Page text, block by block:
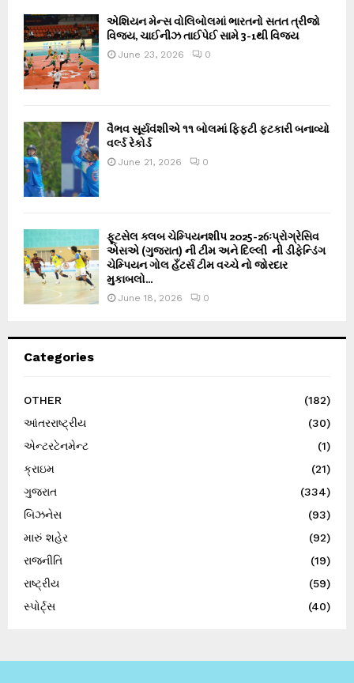
એશિયન મેન્સ વોલિબોલમાં ભારતનો સતત ત્રીજો
વિજય, ચાઈનીઝ તાઈપેઈ સામે 3-1થી વિજય
June 23, 2026 0
વૈભવ સૂર્યવંશીએ ૧૧ બોલમાં ફિફ્ટી ફટકારી બનાવ્યો
વર્લ્ડ રેકોર્ડ
June 21, 2026 0
ફૂટસેલ ક્લબ ચેમ્પિયનશીપ 2025-26ઃપ્રોગ્રેસિવ
એસએ (ગુજરાત) ની ટીમ અને દિલ્લી ની ડીફેન્ડિંગ
ચેમ્પિયન ગોલ હઁટર્સ ટીમ વચ્ચે નો જોરદાર
મુકાબલો...
June 18, 2026 0
Categories
OTHER
(182)
આંતરરાષ્ટ્રીય
(30)
એન્ટરટેનમેન્ટ
(1)
ક્રાઇમ
(21)
ગુજરાત
(334)
બિઝનેસ
(93)
મારું શહેર
(92)
રાજનીતિ
(19)
રાષ્ટ્રીય
(59)
સ્પોર્ટ્સ
(40)